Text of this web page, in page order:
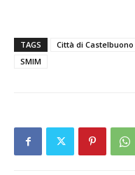
TAGS Città di Castelbuono
SMIM